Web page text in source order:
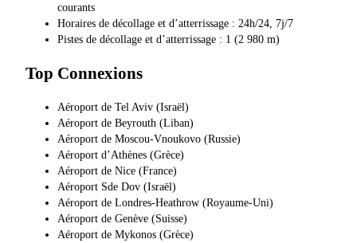
courants
Horaires de décollage et d’atterrissage : 24h/24, 7j/7
Pistes de décollage et d’atterrissage : 1 (2 980 m)
Top Connexions
Aéroport de Tel Aviv (Israël)
Aéroport de Beyrouth (Liban)
Aéroport de Moscou-Vnoukovo (Russie)
Aéroport d’Athènes (Grèce)
Aéroport de Nice (France)
Aéroport Sde Dov (Israël)
Aéroport de Londres-Heathrow (Royaume-Uni)
Aéroport de Genève (Suisse)
Aéroport de Mykonos (Grèce)